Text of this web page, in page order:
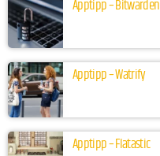
Apptipp – Bitwarden
Apptipp – Watrify
Apptipp – Flatastic